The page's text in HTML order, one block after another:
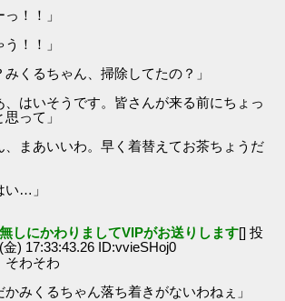
！！」
！！」
くるちゃん、掃除してたの？」
、はいそうです。皆さんが来る前にちょっ
って」
、まあいいわ。早く着替えてお茶ちょうだ
い…」
しにかわりましてVIPがお送りします[] 投
) 17:33:43.26 ID:vvieSHoj0
わそわ
みくるちゃん落ち着きがないわねぇ」